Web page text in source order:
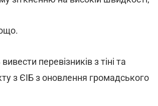
перевізників з тіні та
з ЄІБ з оновлення громадського